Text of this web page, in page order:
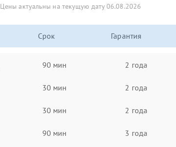
Цены актуальны на текущую дату 06.08.2026
Срок Гарантия
90 мин 2 года
30 мин 2 года
30 мин 2 года
90 мин 3 года